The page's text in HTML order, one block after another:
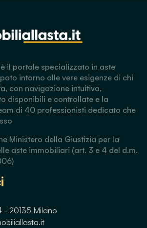
il portale specializzato in aste
intorno alle vere esigenze di chi
con navigazione intuitiva,
disponibili e controllate e la
di 40 professionisti dedicato che
Ministero della Giustizia per la
aste immobiliari (art. 3 e 4 del d.m.
- 20135 Milano